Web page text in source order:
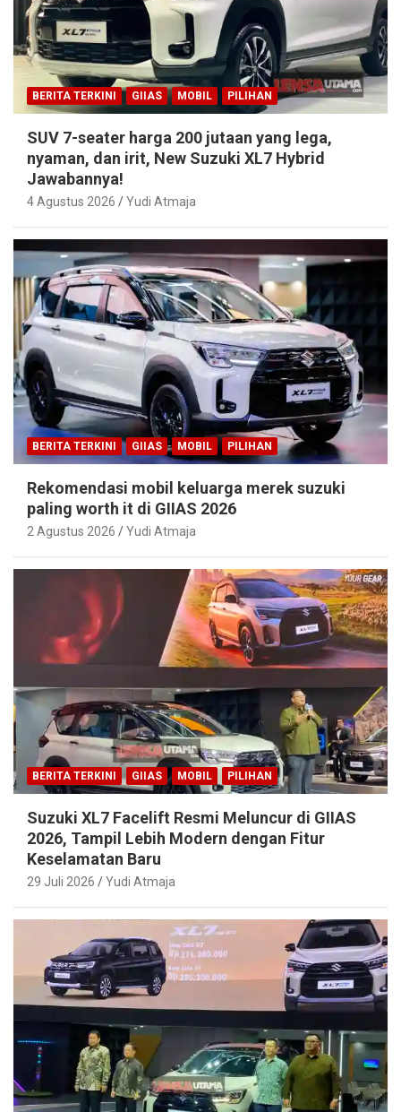
BERITA TERKINI GIIAS MOBIL PILIHAN
SUV 7-seater harga 200 jutaan yang lega,
nyaman, dan irit, New Suzuki XL7 Hybrid
Jawabannya!
4 Agustus 2026 Yudi Atmaja
BERITA TERKINI GIIAS MOBIL PILIHAN
Rekomendasi mobil keluarga merek suzuki
paling worth it di GIIAS 2026
2 Agustus 2026 Yudi Atmaja
BERITA TERKINI GIIAS MOBIL PILIHAN
Suzuki XL7 Facelift Resmi Meluncur di GIIAS
2026, Tampil Lebih Modern dengan Fitur
Keselamatan Baru
29 Juli 2026 Yudi Atmaja